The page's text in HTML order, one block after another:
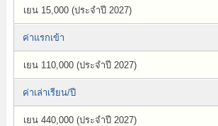
เยน 15,000 (ประจำปี 2027)
ค่าแรกเข้า
เยน 110,000 (ประจำปี 2027)
ค่าเล่าเรียน/ปี
เยน 440,000 (ประจำปี 2027)